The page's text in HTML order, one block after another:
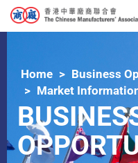
Home
Business
Market